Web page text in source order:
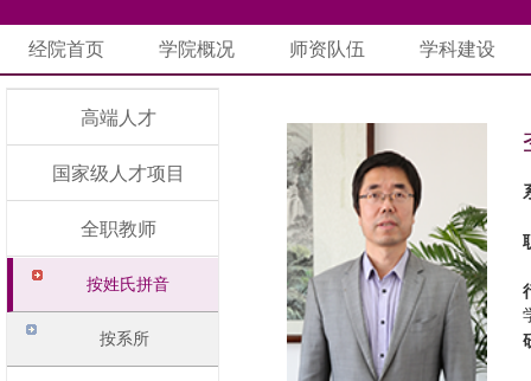
经院首页 学院概况 师资队伍 学科建设
高端人才
国家级人才项目
全职教师
按姓氏拼音
按系所